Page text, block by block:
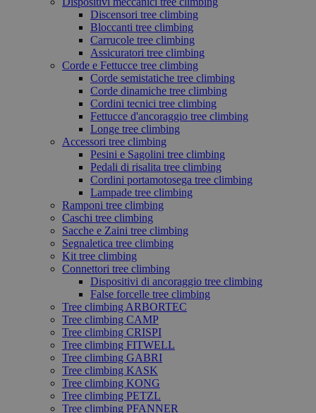
Discensori tree climbing
Bloccanti tree climbing
Carrucole tree climbing
Assicuratori tree climbing
Corde e Fettucce tree climbing
Corde semistatiche tree climbing
Corde dinamiche tree climbing
Cordini tecnici tree climbing
Fettucce d'ancoraggio tree climbing
Longe tree climbing
Accessori tree climbing
Pesini e Sagolini tree climbing
Pedali di risalita tree climbing
Cordini portamotosega tree climbing
Lampade tree climbing
Ramponi tree climbing
Caschi tree climbing
Sacche e Zaini tree climbing
Segnaletica tree climbing
Kit tree climbing
Connettori tree climbing
Dispositivi di ancoraggio tree climbing
False forcelle tree climbing
Tree climbing ARBORTEC
Tree climbing CAMP
Tree climbing CRISPI
Tree climbing FITWELL
Tree climbing GABRI
Tree climbing KASK
Tree climbing KONG
Tree climbing PETZL
Tree climbing PFANNER